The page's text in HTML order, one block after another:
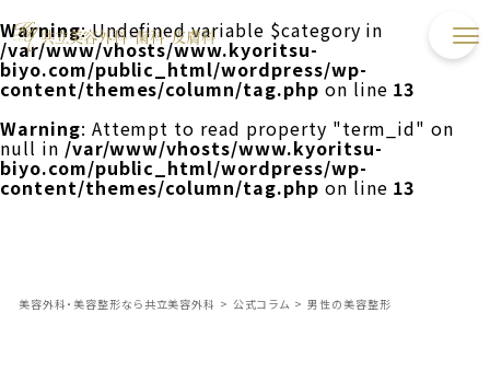
Warning: Undefined variable $category in
/var/www/vhosts/www.kyoritsu-
biyo.com/public_html/wordpress/wp-
content/themes/column/tag.php on line 13
Warning: Attempt to read property "term_id" on
null in /var/www/vhosts/www.kyoritsu-
biyo.com/public_html/wordpress/wp-
content/themes/column/tag.php on line 13
美容外科・美容整形なら共立美容外科 > 公式コラム > 男性の美容整形